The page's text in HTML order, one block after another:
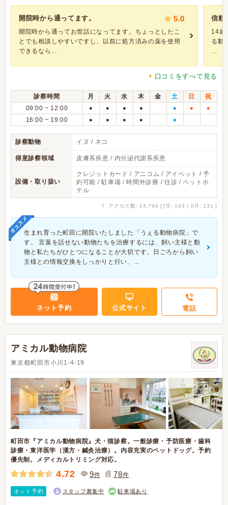
開院時から通ってます。 5.0
開院時から通ってお世話になってます。ちょっとしたこ
とでも相談しやすいですし、以前に処方済みの薬を使用
できるなら...
信頼
14歳
る動
...
口コミをすべて見る
診察時間 月 火 水 木 金 土 日
祝
09:00 ~ 12:00
● ● ● ● ● ● ●
16:00 ~ 19:00 ● ● ● ● ●
診察動物 イヌ / ネコ
得意診察領域 皮膚系疾患 / 内分泌代謝系疾患
設備・取り扱い
クレジットカード / アニコム / アイペット / 予
約可能 / 駐車場 / 時間外診療 / 往診 / ペットホ
テル
↑ アクセス数: 14,794 [7月: 143 | 6月: 131 ]
オススメ生まれ育った町田に開院いたしました「うぇる動物病院」で
す。 言葉を話せない動物たちを治療するには、飼い主様と動
物と私たちがひとつになることが大切です。日ごろから飼い
主様との情報交換をしっかりと行い、...
ネット予約 公式サイト 電話
アミカル動物病院
東京都町田市小川1-4-19
町田市『アミカル動物病院』犬・猫診察。一般診療・予防医療・歯科
診療・東洋医学（漢方・鍼灸治療）。内容充実のペットドッグ。予約
優先制。メディカルトリミング対応。
4.72 9件 78件
ネット予約 スタッフ募集中 駐車場あり